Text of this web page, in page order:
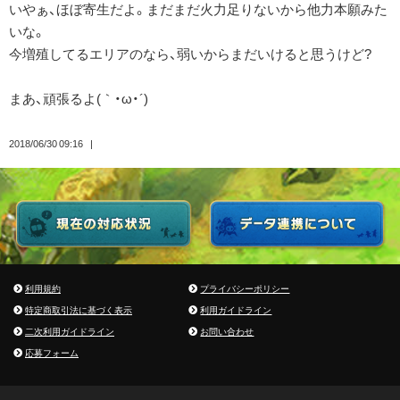
いやぁ、ほぼ寄生だよ。まだまだ火力足りないから他力本願みた
いな。
今増殖してるエリアのなら、弱いからまだいけると思うけど?
まあ、頑張るよ(｀・ω・´)ゞ
2018/06/30 09:16
利用規約
プライバシーポリシー
特定商取引法に基づく表示
利用ガイドライン
二次利用ガイドライン
お問い合わせ
応募フォーム